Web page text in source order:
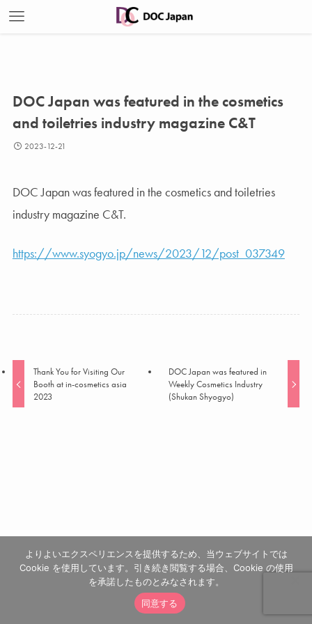
DOC Japan was featured in the cosmetics
and toiletries industry magazine C&T
2023-12-21
DOC Japan was featured in the cosmetics and toiletries
industry magazine C&T.
https://www.syogyo.jp/news/2023/12/post_037349
Thank You for Visiting Our
Booth at in-cosmetics asia
2023
DOC Japan was featured in
Weekly Cosmetics Industry
(Shukan Shyogyo)
よりよいエクスペリエンスを提供するため、当ウェブサイトでは
Cookie を使用しています。引き続き閲覧する場合、Cookie の使用
を承諾したものとみなされます。
同意する